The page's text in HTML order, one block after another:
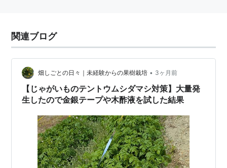
関連ブログ
畑しごとの日々｜未経験からの果樹栽培 • 3ヶ月前
【じゃがいものテントウムシダマシ対策】大量発
生したので金銀テープや木酢液を試した結果